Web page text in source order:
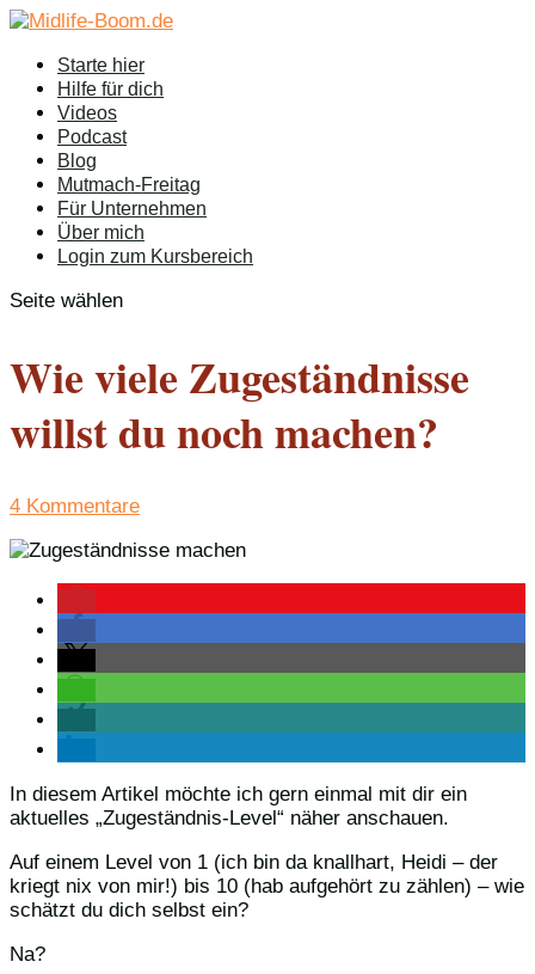
Starte hier
Hilfe für dich
Videos
Podcast
Blog
Mutmach-Freitag
Für Unternehmen
Über mich
Login zum Kursbereich
Seite wählen
Wie viele Zugeständnisse
willst du noch machen?
4 Kommentare
In diesem Artikel möchte ich gern einmal mit dir ein
aktuelles „Zugeständnis-Level“ näher anschauen.
Auf einem Level von 1 (ich bin da knallhart, Heidi – der
kriegt nix von mir!) bis 10 (hab aufgehört zu zählen) – wie
schätzt du dich selbst ein?
Na?